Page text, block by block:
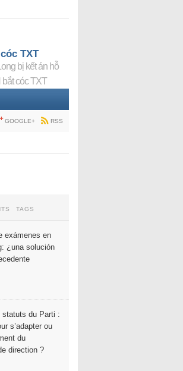
TXT
bị kết án hỗ
bắt cóc TXT
GOOGLE+ RSS
TAGS
exámenes en
¿una solución
statuts du Parti :
s’adapter ou
du
direction ?